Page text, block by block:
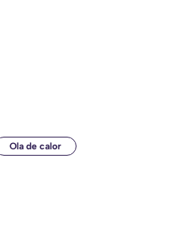
Ola de calor